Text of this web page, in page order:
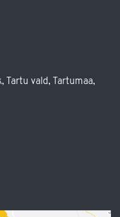
Tartu vald, Tartumaa,